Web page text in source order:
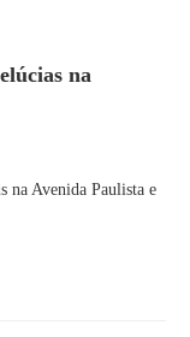
na
na Avenida Paulista e